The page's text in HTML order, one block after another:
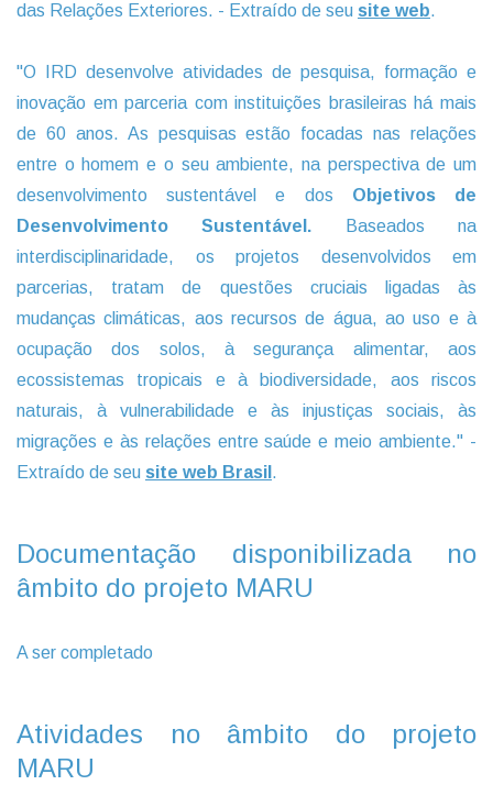
das Relações Exteriores. - Extraído de seu site web.
"O IRD desenvolve atividades de pesquisa, formação e
inovação em parceria com instituições brasileiras há mais
de 60 anos. As pesquisas estão focadas nas relações
entre o homem e o seu ambiente, na perspectiva de um
desenvolvimento sustentável e dos Objetivos de
Desenvolvimento Sustentável.
Baseados na
interdisciplinaridade, os projetos desenvolvidos em
parcerias, tratam de questões cruciais ligadas às
mudanças climáticas, aos recursos de água, ao uso e à
ocupação dos solos, à segurança alimentar, aos
ecossistemas tropicais e à biodiversidade, aos riscos
naturais, à vulnerabilidade e às injustiças sociais, às
migrações e às relações entre saúde e meio ambiente." -
Extraído de seu site web Brasil .
Documentação disponibilizada no
âmbito do projeto MARU
A ser completado
Atividades no âmbito do projeto
MARU